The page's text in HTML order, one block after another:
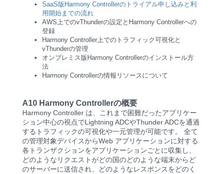
SaaS版Harmony Controllerのトライアル申し込みと利
用開始までの流れ
AWS上でのvThunderの設定とHarmony Controllerへの
登録
Harmony Controller上でのトラフィック可視化と
vThunderの管理
オンプレミス版Harmony Controllerのインストール方
法
Harmony Controllerの情報リソースについて
A10 Harmony Controllerの概要
Harmony Controller は、これまで困難だったアプリケー
ション中心の視点でLightning ADCやThunder ADCを通過
するトラフィックの可視化や一元管理が可能です。 全て
の管理対象デバイスからWeb アプリケーションに対する
各トランザクションをアプリケーションごとに収集し、
どのようなリクエストがどの国のどのような端末からど
のサーバーに送信され、どのようなレスポンスをどのく